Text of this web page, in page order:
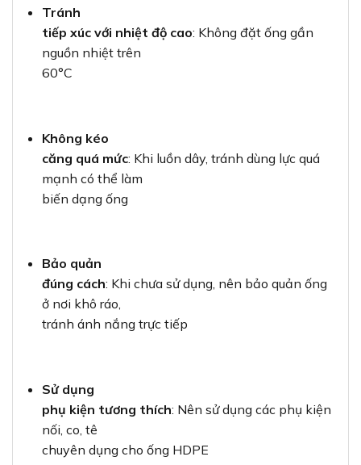
Tránh
tiếp xúc với nhiệt độ cao: Không đặt ống gần
nguồn nhiệt trên
60°C
Không kéo
căng quá mức: Khi luồn dây, tránh dùng lực quá
mạnh có thể làm
biến dạng ống
Bảo quản
đúng cách: Khi chưa sử dụng, nên bảo quản ống
ở nơi khô ráo,
tránh ánh nắng trực tiếp
Sử dụng
phụ kiện tương thích: Nên sử dụng các phụ kiện
nối, co, tê
chuyên dụng cho ống HDPE